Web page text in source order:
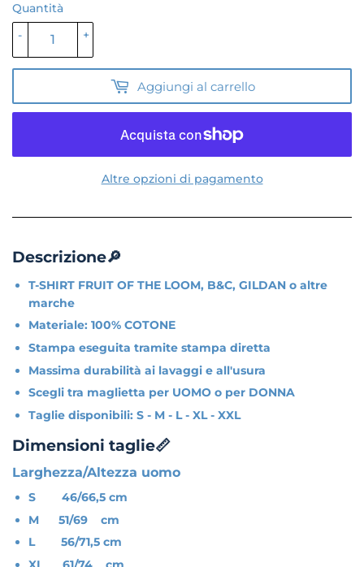
Quantità
+
-
Aggiungi al carrello
Altre opzioni di pagamento
Descrizione🔎
T-SHIRT FRUIT OF THE LOOM, B&C, GILDAN o altre
marche
Materiale: 100% COTONE
Stampa eseguita tramite stampa diretta
Massima durabilità ai lavaggi e all'usura
Scegli tra maglietta per UOMO o per DONNA
Taglie disponibili: S - M - L - XL - XXL
Dimensioni taglie📏
Larghezza/Altezza uomo
S 46/66,5 cm
M 51/69 cm
L 56/71,5 cm